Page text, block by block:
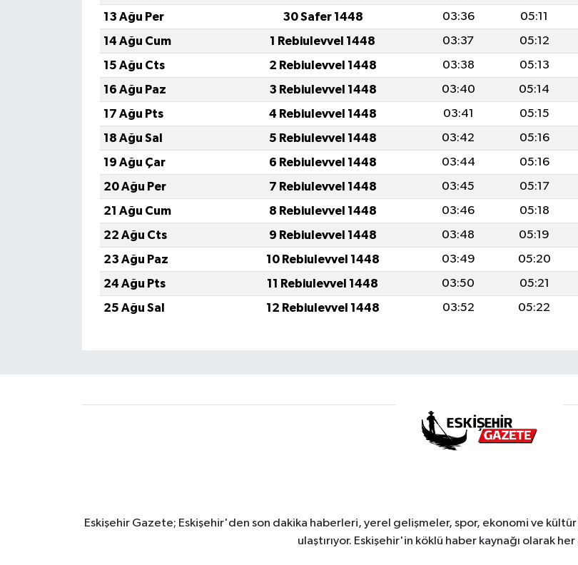
13 Ağu Per
30 Safer 1448 03:36 05:11
14 Ağu Cum
1 Rebiulevvel 1448 03:37 05:12
15 Ağu Cts
2 Rebiulevvel 1448 03:38 05:13
16 Ağu Paz
3 Rebiulevvel 1448 03:40 05:14
17 Ağu Pts
4 Rebiulevvel 1448 03:41 05:15
18 Ağu Sal
5 Rebiulevvel 1448 03:42 05:16
19 Ağu Çar
6 Rebiulevvel 1448 03:44 05:16
20 Ağu Per
7 Rebiulevvel 1448 03:45 05:17
21 Ağu Cum
8 Rebiulevvel 1448 03:46 05:18
22 Ağu Cts
9 Rebiulevvel 1448 03:48 05:19
23 Ağu Paz
10 Rebiulevvel 1448 03:49 05:20
24 Ağu Pts
11 Rebiulevvel 1448 03:50 05:21
25 Ağu Sal
12 Rebiulevvel 1448 03:52 05:22
Eskişehir Gazete; Eskişehir'den son dakika haberleri, yerel gelişmeler, spor, ekonomi ve
ulaştırıyor. Eskişehir'in köklü haber kaynağı olarak her